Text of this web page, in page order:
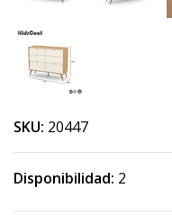
SKU: 20447
Disponibilidad: 2